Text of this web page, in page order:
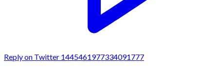
Reply on Twitter 1445461977334091777